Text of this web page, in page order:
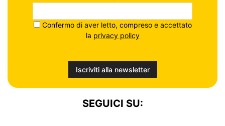
Confermo di aver letto, compreso e accettato
la privacy policy
SEGUICI SU: